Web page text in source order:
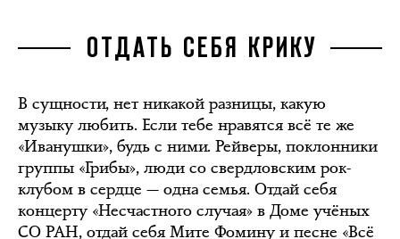
ОТДАТЬ СЕБЯ КРИКУ
В сущности, нет никакой разницы, какую
музыку любить. Если тебе нравятся всё те же
«Иванушки», будь с ними. Рейверы, поклонники
группы «Грибы», люди со свердловским рок-
клубом в сердце — одна семья. Отдай себя
концерту «Несчастного случая» в Доме учёных
СО РАН, отдай себя Мите Фомину и песне «Всё